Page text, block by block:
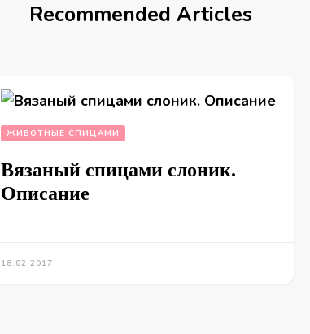
Recommended Articles
ЖИВОТНЫЕ СПИЦАМИ
Вязаный спицами слоник.
Описание
18.02.2017